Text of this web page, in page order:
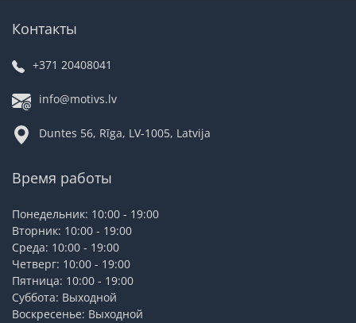
Контакты
+371 20408041
info@motivs.lv
Duntes 56, Rīga, LV-1005, Latvija
Время работы
Понедельник: 10:00 - 19:00
Вторник: 10:00 - 19:00
Среда: 10:00 - 19:00
Четверг: 10:00 - 19:00
Пятница: 10:00 - 19:00
Суббота: Выходной
Воскресенье: Выходной